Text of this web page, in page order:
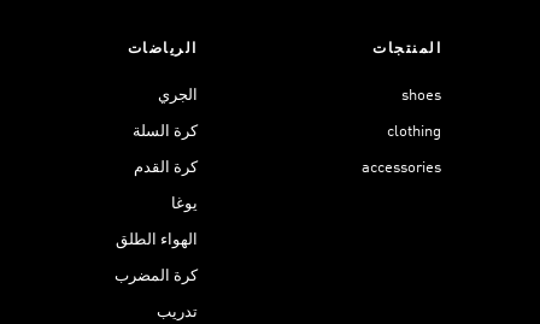
المنتجات
shoes
clothing
accessories
الرياضات
الجري
كرة السلة
كرة القدم
يوغا
الهواء الطلق
كرة المضرب
تدريب